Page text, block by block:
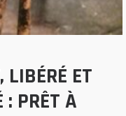
LIBÉRÉ ET
: PRÊT À